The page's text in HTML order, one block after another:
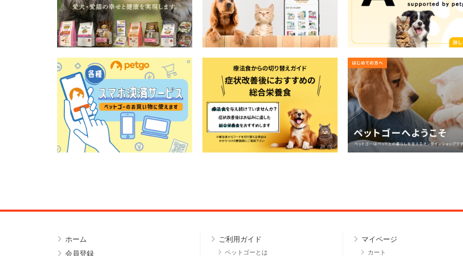
ホーム
会員登録
ご利用ガイド
ペットゴーとは
マイページ
カート